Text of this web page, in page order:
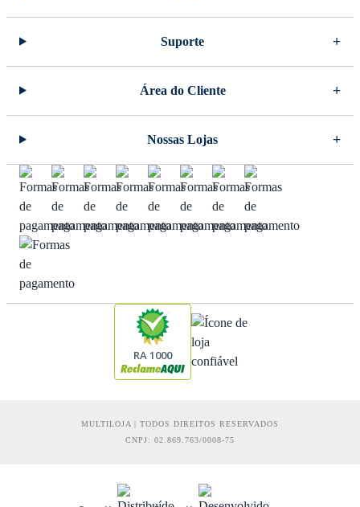
Suporte
Área do Cliente
Nossas Lojas
RA 1000
MULTILOJA | TODOS DIREITOS RESERVADOS
CNPJ: 02.869.763/0008-75